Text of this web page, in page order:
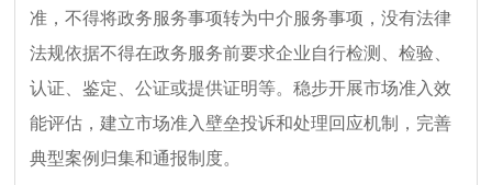
准，不得将政务服务事项转为中介服务事项，没有法律
法规依据不得在政务服务前要求企业自行检测、检验、
认证、鉴定、公证或提供证明等。稳步开展市场准入效
能评估，建立市场准入壁垒投诉和处理回应机制，完善
典型案例归集和通报制度。